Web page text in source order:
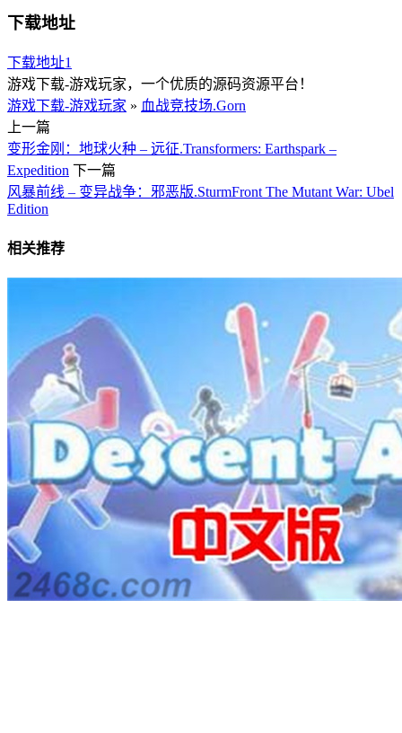
下载地址
下载地址1
游戏下载-游戏玩家，一个优质的源码资源平台！
游戏下载-游戏玩家 » 血战竞技场.Gorn
上一篇
变形金刚：地球火种 – 远征.Transformers: Earthspark –
Expedition 下一篇
风暴前线 – 变异战争：邪恶版.SturmFront The Mutant War: Ubel
Edition
相关推荐